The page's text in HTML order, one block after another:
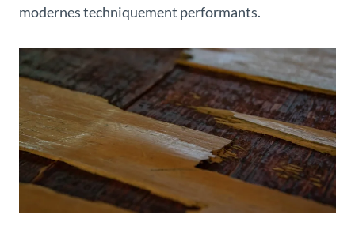
modernes techniquement performants.